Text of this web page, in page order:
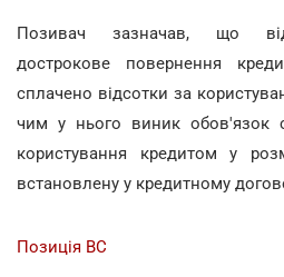
Позивач зазначав, що
дострокове повернення
сплачено відсотки за
чим у нього виник обов'язок
користування кредитом у
встановлену у кредитному
Позиція ВС